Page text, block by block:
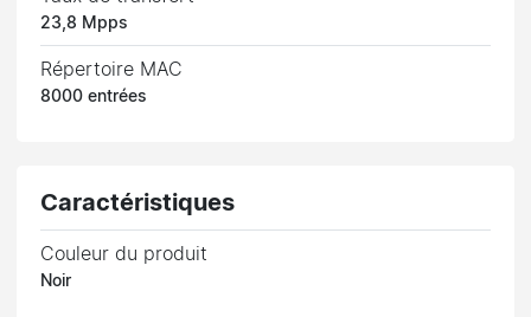
23,8 Mpps
Répertoire MAC
8000 entrées
Caractéristiques
Couleur du produit
Noir